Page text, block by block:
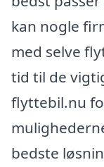
kan nogle
med selve
tid til de
flyttebil.nu
bedste